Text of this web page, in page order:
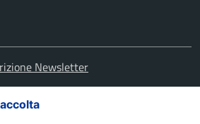
Newsletter